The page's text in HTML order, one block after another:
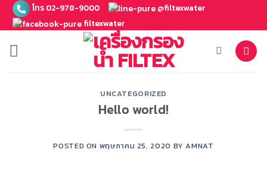
ข้าม
เนื้อหา
โทร 02-978-9000
@filtexwater
filtexwater
UNCATEGORIZED
Hello world!
POSTED ON พฤษภาคม 25, 2020 BYAMNAT